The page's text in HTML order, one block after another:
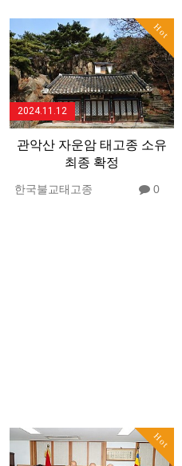
Hot
2024.11.12
관악산 자운암 태고종 소유
최종 확정
한국불교태고종 0
Hot